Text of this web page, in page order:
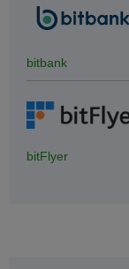
bitbank
bitFlyer